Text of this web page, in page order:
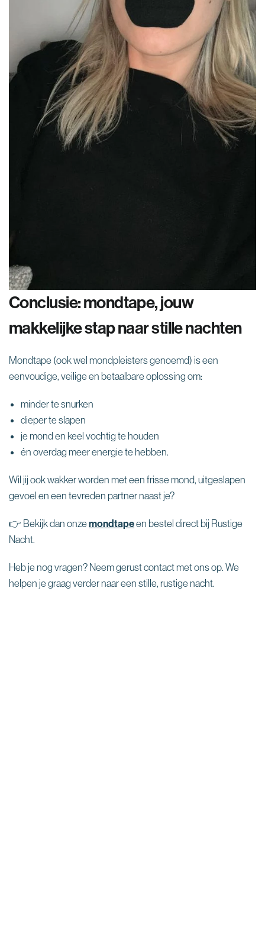
Conclusie: mondtape, jouw
makkelijke stap naar stille nachten
Mondtape (ook wel mondpleisters genoemd) is een
eenvoudige, veilige en betaalbare oplossing om:
minder te snurken
dieper te slapen
je mond en keel vochtig te houden
én overdag meer energie te hebben.
Wil jij ook wakker worden met een frisse mond, uitgeslapen
gevoel en een tevreden partner naast je?
👉 Bekijk dan onzemondtapeen bestel direct bij Rustige
Nacht.
Heb je nog vragen? Neem gerust contact met ons op. We
helpen je graag verder naar een stille, rustige nacht.